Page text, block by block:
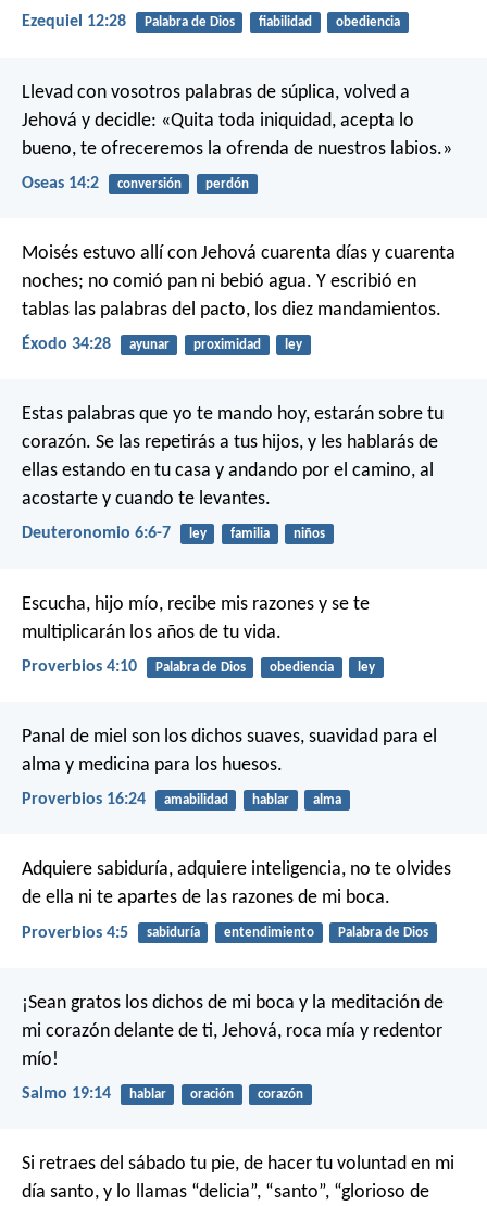
Ezequiel 12:28 Palabra de Dios fiabilidad obediencia
Llevad con vosotros palabras de súplica, volved a
Jehová y decidle: «Quita toda iniquidad, acepta lo
bueno, te ofreceremos la ofrenda de nuestros labios.»
Oseas 14:2 conversión perdón
Moisés estuvo allí con Jehová cuarenta días y cuarenta
noches; no comió pan ni bebió agua. Y escribió en
tablas las palabras del pacto, los diez mandamientos.
Éxodo 34:28 ayunar proximidad ley
Estas palabras que yo te mando hoy, estarán sobre tu
corazón. Se las repetirás a tus hijos, y les hablarás de
ellas estando en tu casa y andando por el camino, al
acostarte y cuando te levantes.
Deuteronomio 6:6-7 ley familia niños
Escucha, hijo mío, recibe mis razones y se te
multiplicarán los años de tu vida.
Proverbios 4:10 Palabra de Dios obediencia ley
Panal de miel son los dichos suaves, suavidad para el
alma y medicina para los huesos.
Proverbios 16:24 amabilidad hablar alma
Adquiere sabiduría, adquiere inteligencia, no te olvides
de ella ni te apartes de las razones de mi boca.
Proverbios 4:5 sabiduría entendimiento Palabra de Dios
¡Sean gratos los dichos de mi boca y la meditación de
mi corazón delante de ti, Jehová, roca mía y redentor
mío!
Salmo 19:14 hablar oración corazón
Si retraes del sábado tu pie, de hacer tu voluntad en mi
día santo, y lo llamas “delicia”, “santo”, “glorioso de